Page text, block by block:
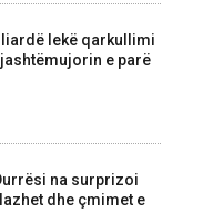
lekë qarkullimi
e parë
na surprizoi
dhe çmimet e